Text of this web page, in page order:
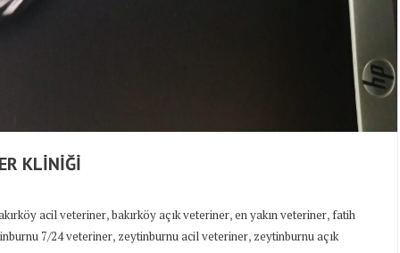
KLİNİĞİ
acil veteriner,bakırköy açık veteriner,en yakın veteriner, fatih
7/24 veteriner, zeytinburnu acil veteriner, zeytinburnu açık